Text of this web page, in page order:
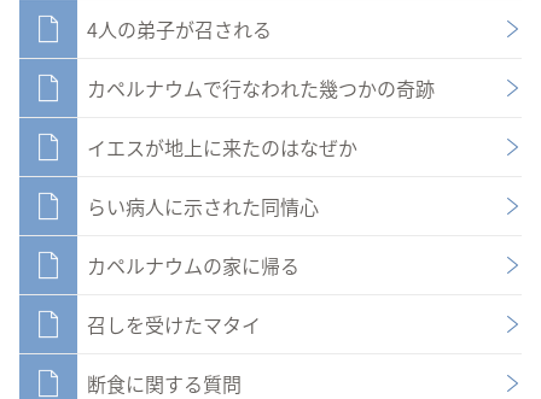
4人の弟子が召される
カペルナウムで行なわれた幾つかの奇跡
イエスが地上に来たのはなぜか
らい病人に示された同情心
カペルナウムの家に帰る
召しを受けたマタイ
断食に関する質問